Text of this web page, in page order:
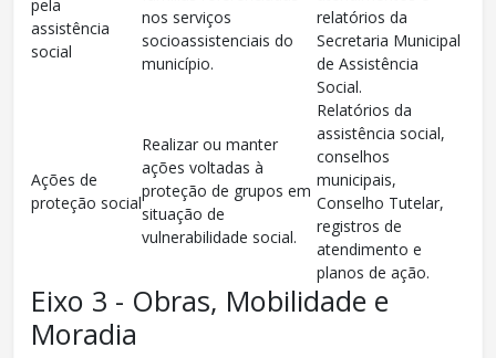
pela
assistência
social
nos serviços
socioassistenciais do
município.
relatórios da
Secretaria Municipal
de Assistência
Social.
Ações de
proteção social
Realizar ou manter
ações voltadas à
proteção de grupos em
situação de
vulnerabilidade social.
Relatórios da
assistência social,
conselhos
municipais,
Conselho Tutelar,
registros de
atendimento e
planos de ação.
Eixo 3 - Obras, Mobilidade e
Moradia